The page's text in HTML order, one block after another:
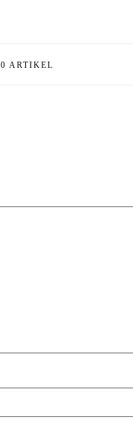
0 ARTIKEL